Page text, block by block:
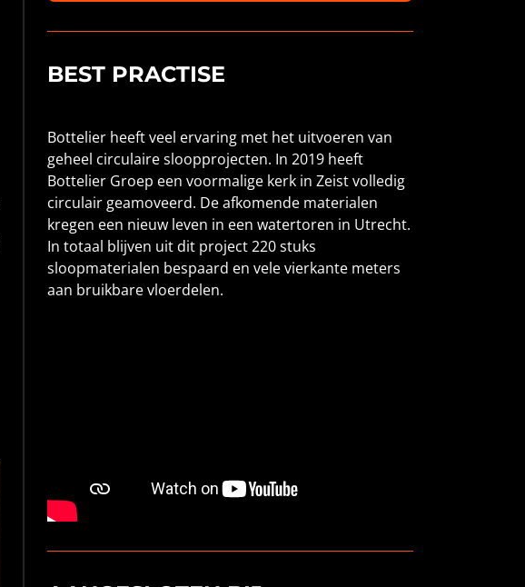
BEST PRACTISE
Bottelier heeft veel ervaring met het uitvoeren van
geheel circulaire sloopprojecten. In 2019 heeft
Bottelier Groep een voormalige kerk in Zeist volledig
circulair geamoveerd. De afkomende materialen
kregen een nieuw leven in een watertoren in Utrecht.
In totaal blijven uit dit project 220 stuks
sloopmaterialen bespaard en vele vierkante meters
aan bruikbare vloerdelen.